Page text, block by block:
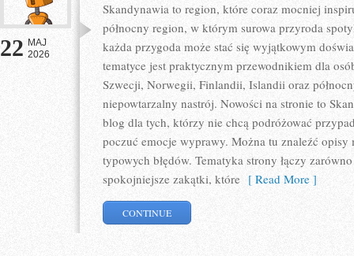
22 MAJ
2026
Skandynawia to region, które coraz mocniej
północny region, w którym surowa przyroda
każda przygoda może stać się wyjątkowym
tematyce jest praktycznym przewodnikiem dla
Szwecji, Norwegii, Finlandii, Islandii oraz
niepowtarzalny nastrój. Nowości na stronie to
blog dla tych, którzy nie chcą podróżować
poczuć emocje wyprawy. Można tu znaleźć
typowych błędów. Tematyka strony łączy
spokojniejsze zakątki, które [ Read More ]
CONTINUE